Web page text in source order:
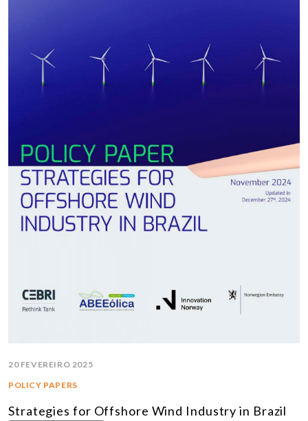
20 FEVEREIRO 2025
POLICY PAPERS
Strategies for Offshore Wind Industry in Brazil